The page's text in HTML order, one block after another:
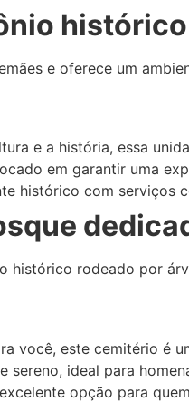
histórico
e oferece um
e a história, essa
em garantir uma
histórico com serviços
histórico rodeado por
você, este cemitério é
ideal para
opção para